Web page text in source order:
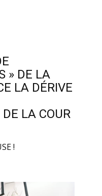
» DE LA
LA DÉRIVE
LA COUR
!